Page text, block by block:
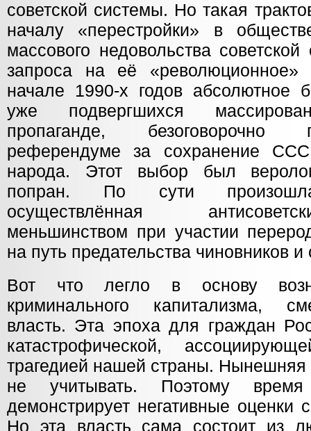
советской системы. Но такая
началу «перестройки» в
массового недовольства
запроса на её
начале 1990-х годов абсолютное
уже подвергшихся
пропаганде, безоговорочно
референдуме за сохранение
народа. Этот выбор был
попран. По сути произошла
осуществлённая
меньшинством при участии
на путь предательства чиновников и
Вот что легло в основу
криминального капитализма,
власть. Эта эпоха для граждан
катастрофической,
трагедией нашей страны. Нынешняя
не учитывать. Поэтому
демонстрирует негативные оценки
Но эта власть сама состоит из